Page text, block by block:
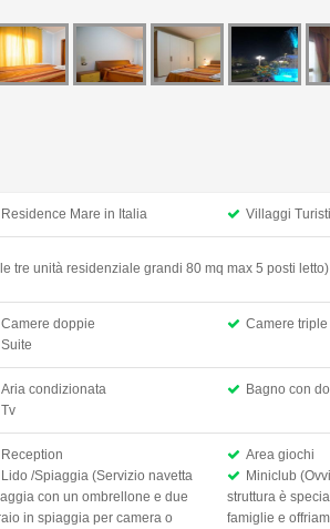
Residence Mare in Italia Villaggi
tre unità residenziale grandi 80 mq max 5 posti letto)
Camere doppie
Camere triple
Suite
Aria condizionata
Bagno con
Tv
Reception
Area giochi
Lido /Spiaggia (Servizio navetta
con un ombrellone e due
in spiaggia per camera o
Miniclub
struttura è
famiglie e